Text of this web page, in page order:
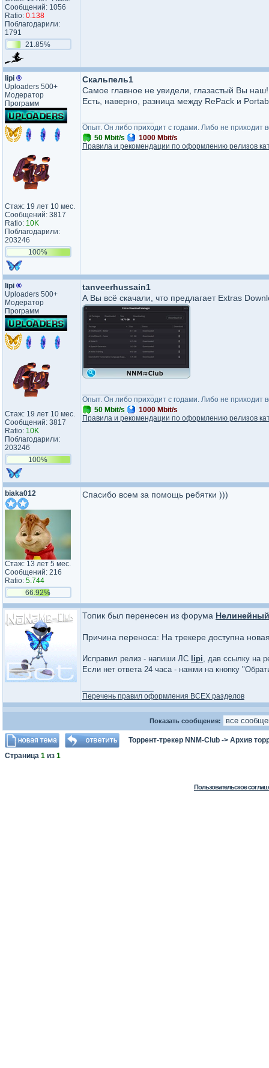
Сообщений: 1056
Ratio: 0.138
Поблагодарили:
1791
21.85%
lipi ®
Uploaders 500+
Модератор
Программ
Стаж: 19 лет 10 мес.
Сообщений: 3817
Ratio: 10K
Поблагодарили:
203246
100%
Скальпель1
Самое главное не увидели, глазастый Вы наш!
Есть, наверно, разница между RePack и
Опыт. Он либо приходит с годами. Либо не приходит
50 Mbit/s
1000 Mbit/s
Правила и рекомендации по оформлению релизов
lipi ®
Uploaders 500+
Модератор
Программ
Стаж: 19 лет 10 мес.
Сообщений: 3817
Ratio: 10K
Поблагодарили:
203246
100%
tanveerhussain1
А Вы всё скачали, что предлагает Extras
Опыт. Он либо приходит с годами. Либо не приходит
50 Mbit/s
1000 Mbit/s
Правила и рекомендации по оформлению релизов
biaka012
Стаж: 13 лет 5 мес.
Сообщений: 216
Ratio: 5.744
66.92%
Спасибо всем за помощь ребятки )))
Топик был перенесен из форума
Причина переноса: На трекере доступна
Исправил релиз - напиши ЛС lipi, дав ссылку на
Если нет ответа 24 часа - нажми на кнопку
Перечень правил оформления ВСЕХ разделов
Показать сообщения:
Торрент-трекер NNM-Club -> Архив
Страница 1 из 1
Пользовательское